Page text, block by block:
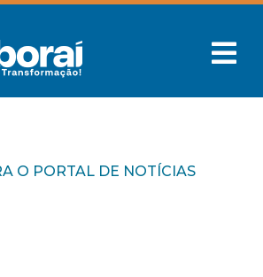
O PORTAL DE NOTÍCIAS